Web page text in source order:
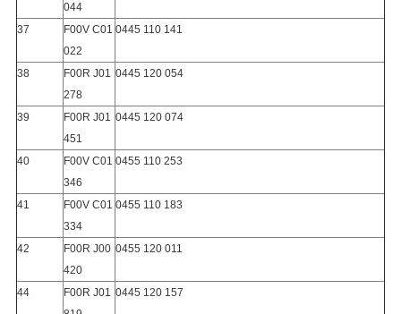
044
37
F00V C01
022
0445 110 141
38
F00R J01
278
0445 120 054
39
F00R J01
451
0445 120 074
40
F00V C01
346
0455 110 253
41
F00V C01
334
0455 110 183
42
F00R J00
420
0455 120 011
44
F00R J01 0445 120 157